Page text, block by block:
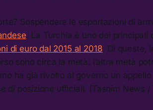
Sospendere le esportazioni di
. La Turchia è uno dei principali
di euro dal 2015 al 2018. Di queste,
sono circa la metà: l’altra metà
ha già rivolto al governo un
di posizione ufficiali. (Tasnim News /